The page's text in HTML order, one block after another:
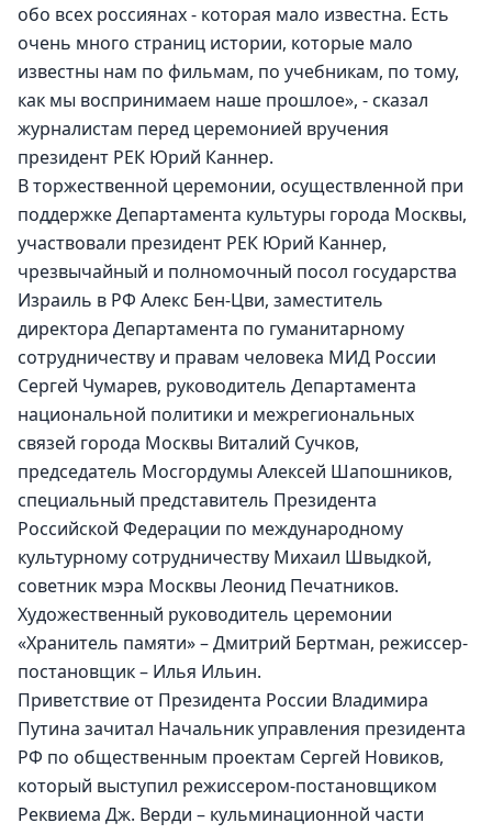
обо всех россиянах - которая мало известна. Есть
очень много страниц истории, которые мало
известны нам по фильмам, по учебникам, по тому,
как мы воспринимаем наше прошлое», - сказал
журналистам перед церемонией вручения
президент РЕК Юрий Каннер.
В торжественной церемонии, осуществленной при
поддержке Департамента культуры города Москвы,
участвовали президент РЕК Юрий Каннер,
чрезвычайный и полномочный посол государства
Израиль в РФ Алекс Бен-Цви, заместитель
директора Департамента по гуманитарному
сотрудничеству и правам человека МИД России
Сергей Чумарев, руководитель Департамента
национальной политики и межрегиональных
связей города Москвы Виталий Сучков,
председатель Мосгордумы Алексей Шапошников,
специальный представитель Президента
Российской Федерации по международному
культурному сотрудничеству Михаил Швыдкой,
советник мэра Москвы Леонид Печатников.
Художественный руководитель церемонии
«Хранитель памяти» – Дмитрий Бертман, режиссер-
постановщик – Илья Ильин.
Приветствие от Президента России Владимира
Путина зачитал Начальник управления президента
РФ по общественным проектам Сергей Новиков,
который выступил режиссером-постановщиком
Реквиема Дж. Верди – кульминационной части